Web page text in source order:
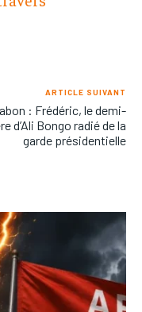
ARTICLE SUIVANT
: Frédéric, le demi-
d’Ali Bongo radié de la
garde présidentielle